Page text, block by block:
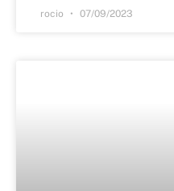
rocio 07/09/2023